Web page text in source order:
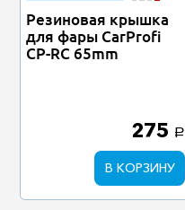
Резиновая крышка
для фары CarProfi
CP-RC 65mm
275 a
В КОРЗИНУ